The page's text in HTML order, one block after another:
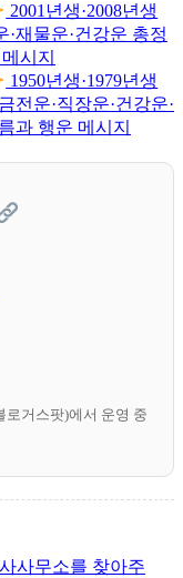
2001년생·2008년생
·재물운·건강운 총정
시지
1950년생·1979년생
전운·직장운·건강운·
과 행운 메시지
거스팟)에서 운영 중
사무소를 찾아주